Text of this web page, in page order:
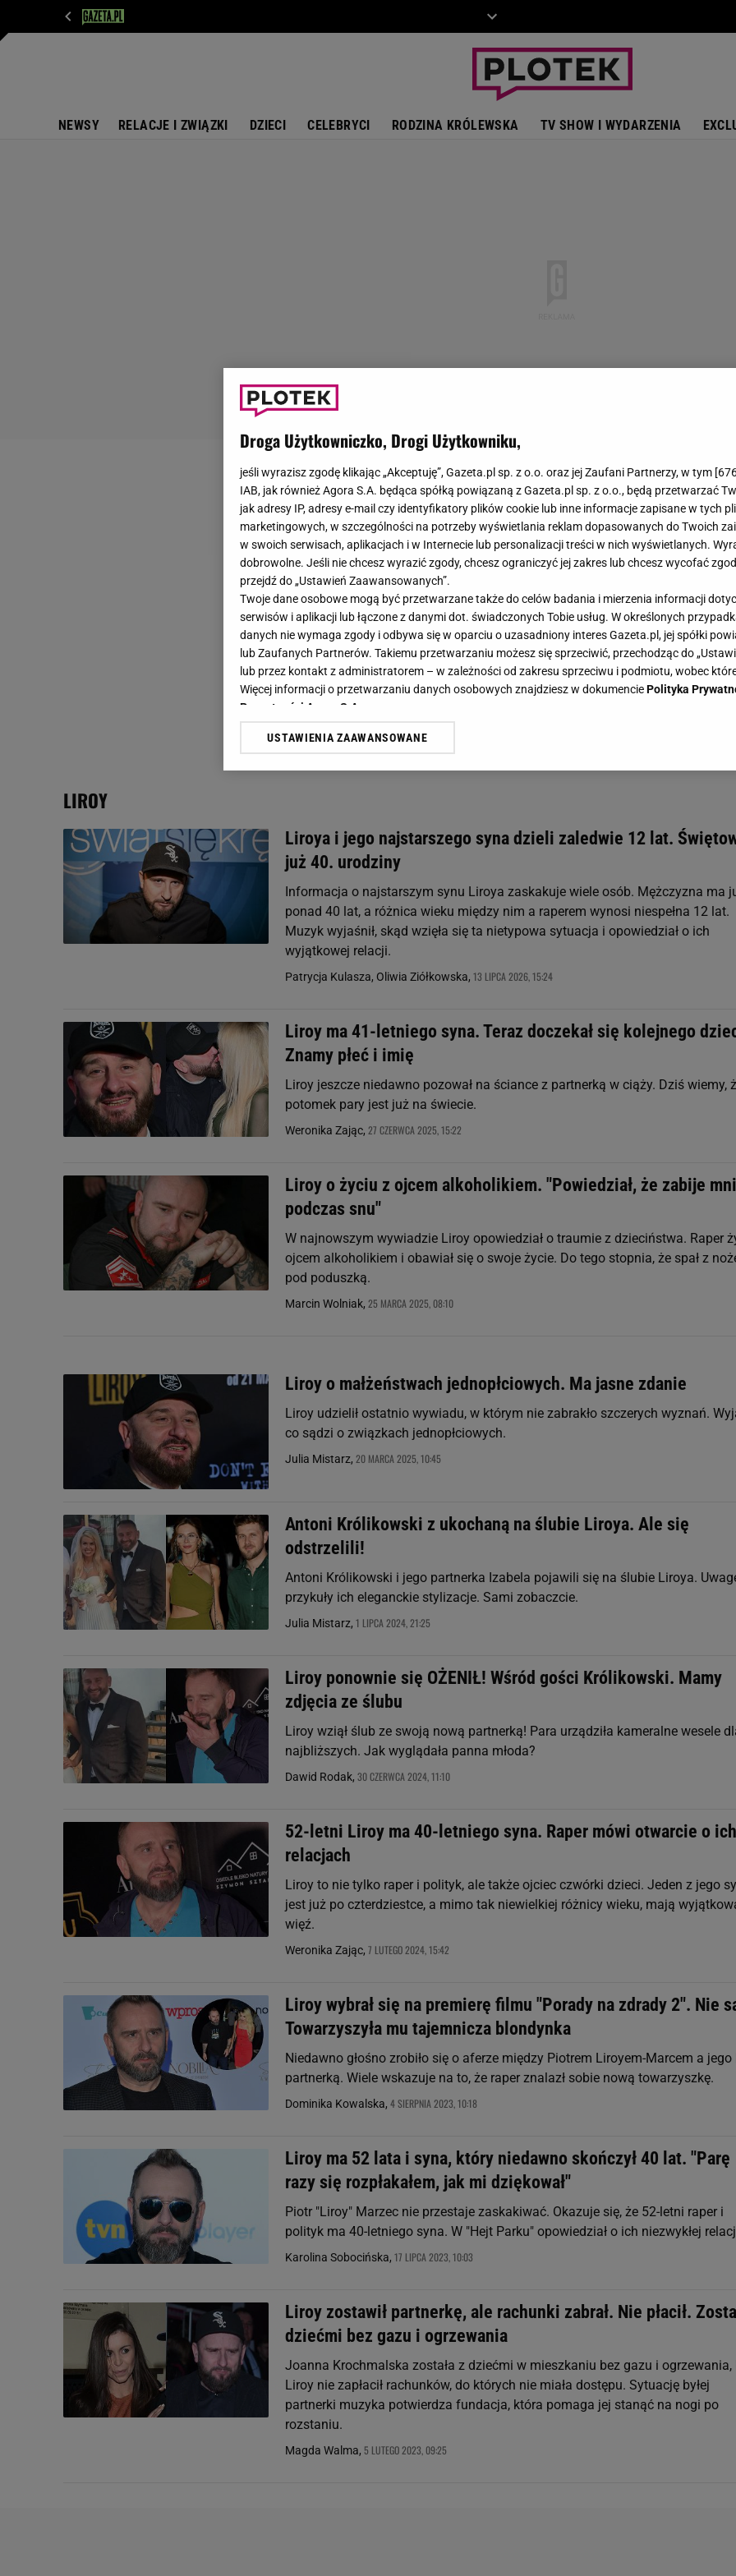
NEWSY RELACJE I ZWIĄZKI DZIECI CELEBRYCI RODZINA KRÓLEWSKA TV SHOW I WYDARZENIA
LIROY
Liroya i jego najstarszego syna dzieli zaledwie 12 lat.
już 40. urodziny
Informacja o najstarszym synu Liroya zaskakuje wiele osób. Mężczyzna ma
ponad 40 lat, a różnica wieku między nim a raperem wynosi niespełna 12 lat.
Muzyk wyjaśnił, skąd wzięła się ta nietypowa sytuacja i opowiedział o ich
wyjątkowej relacji.
Patrycja Kulasza, Oliwia Ziółkowska, 13 LIPCA 2026, 15:24
Liroy ma 41-letniego syna. Teraz doczekał się kolejnego
Znamy płeć i imię
Liroy jeszcze niedawno pozował na ściance z partnerką w ciąży. Dziś wiemy,
potomek pary jest już na świecie.
Weronika Zając, 27 CZERWCA 2025, 15:22
Liroy o życiu z ojcem alkoholikiem. "Powiedział, że zabije
podczas snu"
W najnowszym wywiadzie Liroy opowiedział o traumie z dzieciństwa. Raper
ojcem alkoholikiem i obawiał się o swoje życie. Do tego stopnia, że spał z
pod poduszką.
Marcin Wolniak, 25 MARCA 2025, 08:10
Liroy o małżeństwach jednopłciowych. Ma jasne zdanie
Liroy udzielił ostatnio wywiadu, w którym nie zabrakło szczerych wyznań.
co sądzi o związkach jednopłciowych.
Julia Mistarz, 20 MARCA 2025, 10:45
Antoni Królikowski z ukochaną na ślubie Liroya. Ale się
odstrzelili!
Antoni Królikowski i jego partnerka Izabela pojawili się na ślubie Liroya.
przykuły ich eleganckie stylizacje. Sami zobaczcie.
Julia Mistarz, 1 LIPCA 2024, 21:25
Liroy ponownie się OŻENIŁ! Wśród gości Królikowski. Mamy
zdjęcia ze ślubu
Liroy wziął ślub ze swoją nową partnerką! Para urządziła kameralne wesele
najbliższych. Jak wyglądała panna młoda?
Dawid Rodak, 30 CZERWCA 2024, 11:10
52-letni Liroy ma 40-letniego syna. Raper mówi otwarcie o ich
relacjach
Liroy to nie tylko raper i polityk, ale także ojciec czwórki dzieci. Jeden z jego
jest już po czterdziestce, a mimo tak niewielkiej różnicy wieku, mają
więź.
Weronika Zając, 7 LUTEGO 2024, 15:42
Liroy wybrał się na premierę filmu "Porady na zdrady 2". Nie
Towarzyszyła mu tajemnicza blondynka
Niedawno głośno zrobiło się o aferze między Piotrem Liroyem-Marcem a jego
partnerką. Wiele wskazuje na to, że raper znalazł sobie nową towarzyszkę.
Dominika Kowalska, 4 SIERPNIA 2023, 10:18
Liroy ma 52 lata i syna, który niedawno skończył 40 lat. "Parę
razy się rozpłakałem, jak mi dziękował"
Piotr "Liroy" Marzec nie przestaje zaskakiwać. Okazuje się, że 52-letni raper i
polityk ma 40-letniego syna. W "Hejt Parku" opowiedział o ich niezwykłej
Karolina Sobocińska, 17 LIPCA 2023, 10:03
Liroy zostawił partnerkę, ale rachunki zabrał. Nie płacił.
dziećmi bez gazu i ogrzewania
Joanna Krochmalska została z dziećmi w mieszkaniu bez gazu i ogrzewania,
Liroy nie zapłacił rachunków, do których nie miała dostępu. Sytuację byłej
partnerki muzyka potwierdza fundacja, która pomaga jej stanąć na nogi po
rozstaniu.
Magda Walma, 5 LUTEGO 2023, 09:25
Droga Użytkowniczko, Drogi Użytkowniku,
jeśli wyrazisz zgodę klikając „Akceptuję”, Gazeta.pl sp. z o.o. oraz jej Zaufani Partnerzy, w tym [
IAB, jak również Agora S.A. będąca spółką powiązaną z Gazeta.pl sp. z o.o., będą przetwarzać
jak adresy IP, adresy e-mail czy identyfikatory plików cookie lub inne informacje zapisane w tych
marketingowych, w szczególności na potrzeby wyświetlania reklam dopasowanych do Twoich
w swoich serwisach, aplikacjach i w Internecie lub personalizacji treści w nich wyświetlanych.
dobrowolne. Jeśli nie chcesz wyrazić zgody, chcesz ograniczyć jej zakres lub chcesz wycofać
przejdź do „Ustawień Zaawansowanych”.
Twoje dane osobowe mogą być przetwarzane także do celów badania i mierzenia informacji
serwisów i aplikacji lub łączone z danymi dot. świadczonych Tobie usług. W określonych
danych nie wymaga zgody i odbywa się w oparciu o uzasadniony interes Gazeta.pl, jej spółki
lub Zaufanych Partnerów. Takiemu przetwarzaniu możesz się sprzeciwić, przechodząc do
lub przez kontakt z administratorem – w zależności od zakresu sprzeciwu i podmiotu, wobec
Więcej informacji o przetwarzaniu danych osobowych znajdziesz w dokumenciePolityka
Prywatności Agora S.A.
Klikając „Akceptuję” wyrażasz też zgodę na zainstalowanie i przechowywanie plików cookie
dotyczące plików cookie, wywołując narzędzie do zarządzania twoimi preferencjami dot.
odnośnik „Ustawienia prywatności ” w stopce serwisu i przechodząc do „Ustawień
My, nasi Zaufani Partnerzy i Agora S.A. możemy przetwarzać dane osobowe w następujących
Użycie dokładnych danych geolokalizacyjnych. Aktywne skanowanie charakterystyki urządzenia
Przechowywanie informacji na urządzeniu lub dostęp do nich. Spersonalizowane reklamy i treści,
badnie odbiorców i ulepszanie usług.
Lista Zaufanych Partnerów
USTAWIENIA ZAAWANSOWANE